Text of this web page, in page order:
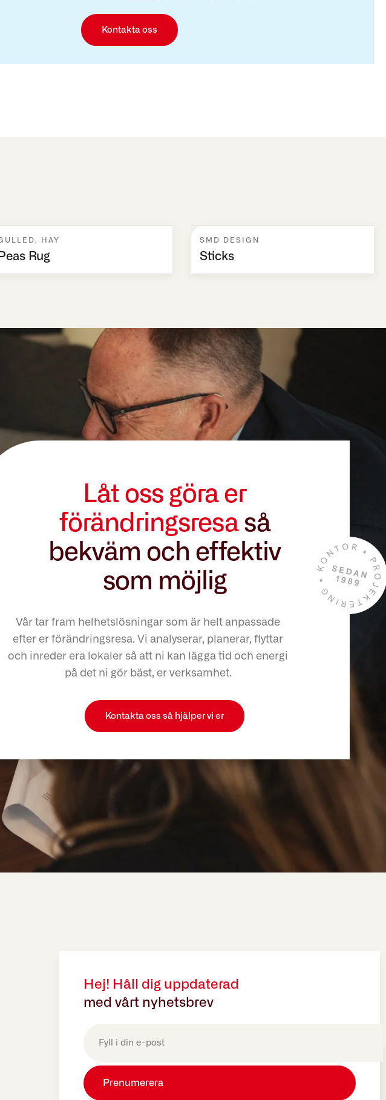
Kontakta oss
, HAY
Peas Rug
SMD DESIGN
Sticks
Låt oss göra er
förändringsresa så
bekväm och effektiv
som möjlig
Vår tar fram helhetslösningar som är helt anpassade
efter er förändringsresa. Vi analyserar, planerar, flyttar
och inreder era lokaler så att ni kan lägga tid och energi
på det ni gör bäst, er verksamhet.
Kontakta oss så hjälper vi er
Hej! Håll dig uppdaterad
med vårt nyhetsbrev
post
(Obligatoriskt)